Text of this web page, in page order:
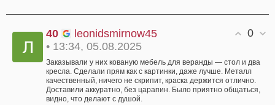
0
40
leonidsmirnow45
• 13:34, 05.08.2025
Заказывали у них кованую мебель для веранды — стол и два
кресла. Сделали прям как с картинки, даже лучше. Металл
качественный, ничего не скрипит, краска держится отлично.
Доставили аккуратно, без царапин. Было приятно общаться,
видно, что делают с душой.